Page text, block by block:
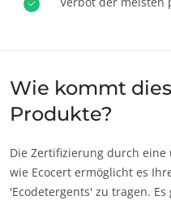
Wie kommt
Produkte?
Die Zertifizierung durch
wie Ecocert ermöglicht es
'Ecodetergents' zu tragen.